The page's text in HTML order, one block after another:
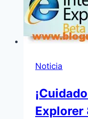
Noticia
Explorer